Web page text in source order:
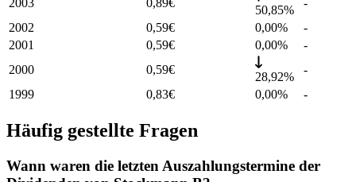
2003 0,89€
50,85%
-
2002
0,59€ 0,00%
-
2001
0,59€ 0,00%
-
2000
0,59€
28,92%
-
1999
0,83€ 0,00% -
Häufig gestellte Fragen
Wann waren die letzten Auszahlungstermine der